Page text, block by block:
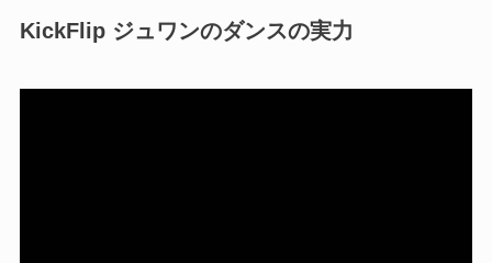
KickFlip ジュワンのダンスの実力